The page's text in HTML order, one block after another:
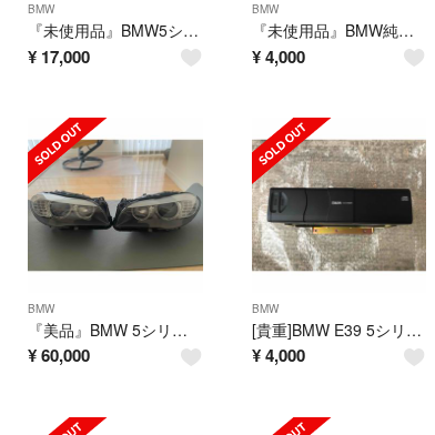
BMW
『未使用品』BMW5シリーズF11ツーリング用スキー&スノーボードバッグ
¥ 17,000
BMW
『未使用品』BMW純正ヘッドライトシーリングセット
¥ 4,000
BMW
『美品』BMW 5シリーズ F10 F11 前期キセノンヘッドライト 左右セット
¥60,000
BMW
[貴重]BMW E39 5シリーズ CDチェンジャー
¥ 4,000